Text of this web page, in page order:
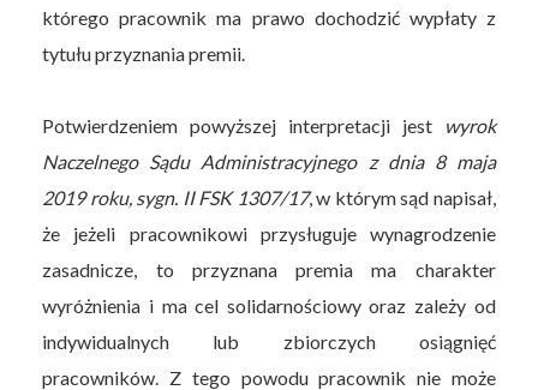
którego pracownik ma prawo dochodzić wypłaty z
tytułu przyznania premii.
Potwierdzeniem powyższej interpretacji jest
wyrok
Naczelnego Sądu Administracyjnego z dnia 8 maja
2019 roku, sygn. II FSK 1307/17, w którym sąd napisał,
że jeżeli pracownikowi przysługuje wynagrodzenie
zasadnicze, to przyznana premia ma charakter
wyróżnienia i ma cel solidarnościowy oraz zależy od
indywidualnych lub zbiorczych osiągnięć
pracowników. Z tego powodu pracownik nie może